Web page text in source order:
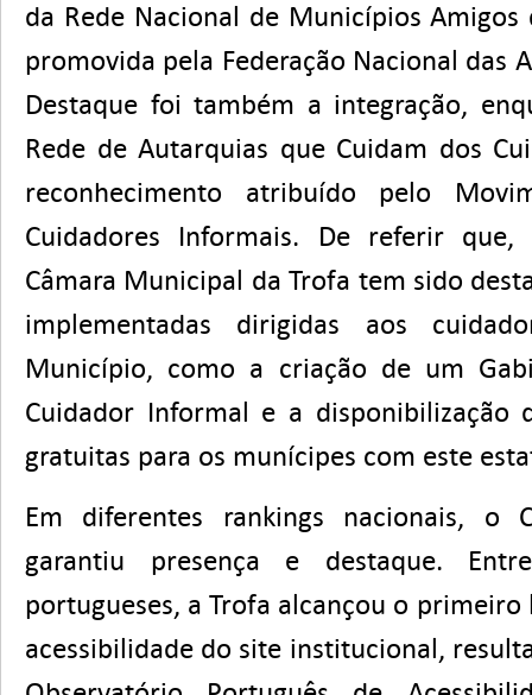
da Rede Nacional de Municípios Amigos
promovida pela Federação Nacional das
Destaque foi também a integração,
Rede de Autarquias que Cuidam dos
reconhecimento atribuído pelo
Cuidadores Informais. De referir
Câmara Municipal da Trofa tem sido
implementadas dirigidas aos
Município, como a criação de um
Cuidador Informal e a disponibilização
gratuitas para os munícipes com este
Em diferentes rankings nacionais, o
garantiu presença e destaque.
portugueses, a Trofa alcançou o
acessibilidade do site institucional,